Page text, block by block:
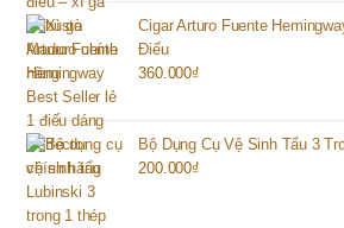
Cigar Arturo Fuente
Điếu
360.000₫
Bộ Dụng Cụ Vệ Sinh Tẩu 3
200.000₫